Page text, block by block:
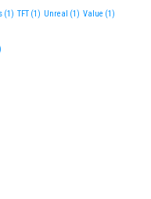
(1) TFT (1) Unreal (1) Value (1)